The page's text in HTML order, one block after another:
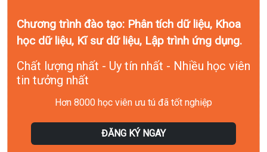
Chương trình đào tạo: Phân tích dữ liệu, Khoa
học dữ liệu, Kĩ sư dữ liệu, Lập trình ứng dụng.
Chất lượng nhất - Uy tín nhất - Nhiều học viên
tin tưởng nhất
Hơn 8000 học viên ưu tú đã tốt nghiệp
ĐĂNG KÝ NGAY